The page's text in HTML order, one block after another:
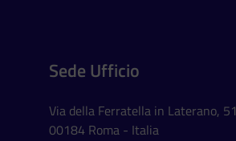
Sede Ufficio
Via della Ferratella in Laterano, 51
00184 Roma - Italia